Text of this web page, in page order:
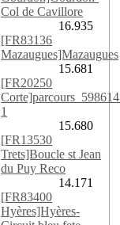
Col de Cavillore
16.935
[FR83136
Mazaugues]Mazaugues
15.681
[FR20250
1
15.680
[FR13530
Trets]Boucle st Jean
du Puy Reco
14.171
[FR83400
Hyères]Hyères-